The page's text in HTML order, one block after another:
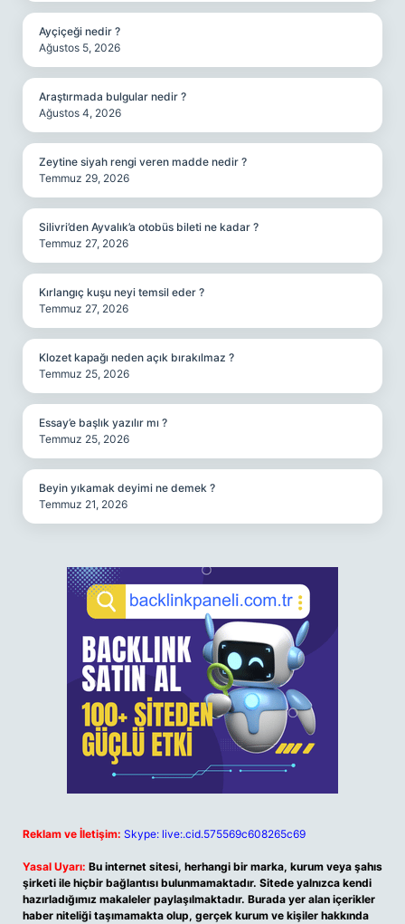
Ayçiçeği nedir ?
Ağustos 5, 2026
Araştırmada bulgular nedir ?
Ağustos 4, 2026
Zeytine siyah rengi veren madde nedir ?
Temmuz 29, 2026
Silivri’den Ayvalık’a otobüs bileti ne kadar ?
Temmuz 27, 2026
Kırlangıç kuşu neyi temsil eder ?
Temmuz 27, 2026
Klozet kapağı neden açık bırakılmaz ?
Temmuz 25, 2026
Essay’e başlık yazılır mı ?
Temmuz 25, 2026
Beyin yıkamak deyimi ne demek ?
Temmuz 21, 2026
Reklam ve İletişim: Skype: live:.cid.575569c608265c69
Yasal Uyarı: Bu internet sitesi, herhangi bir marka, kurum veya şahıs
şirketi ile hiçbir bağlantısı bulunmamaktadır. Sitede yalnızca kendi
hazırladığımız makaleler paylaşılmaktadır. Burada yer alan içerikler
haber niteliği taşımamakta olup, gerçek kurum ve kişiler hakkında